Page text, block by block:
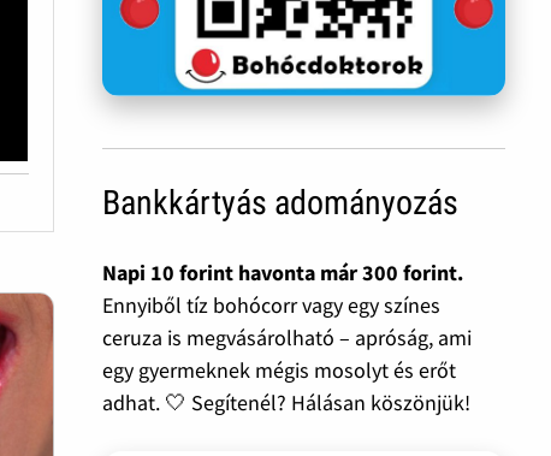
Bankkártyás adományozás
Napi 10 forint havonta már 300 forint.
Ennyiből tíz bohócorr vagy egy színes
ceruza is megvásárolható – apróság, ami
egy gyermeknek mégis mosolyt és erőt
adhat. 🤍 Segítenél? Hálásan köszönjük!